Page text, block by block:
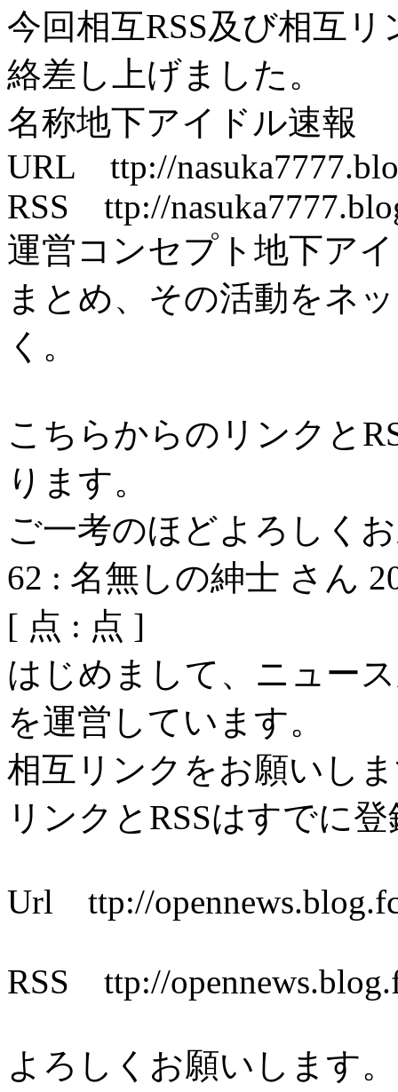
今回相互RSS及び相互
絡差し上げました。
名称地下アイドル速報
URL ttp://
RSS ttp://
運営コンセプト地下ア
まとめ、その活動をネ
く。
こちらからのリンクと
ります。
ご一考のほどよろしく
62 : 名無しの紳士 さん
[ 点 : 点 ]
はじめまして、ニュー
を運営しています。
相互リンクをお願いし
リンクとRSSはすでに
Url ttp://
RSS ttp://
よろしくお願いします。